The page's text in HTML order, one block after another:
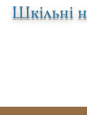
Шкільні